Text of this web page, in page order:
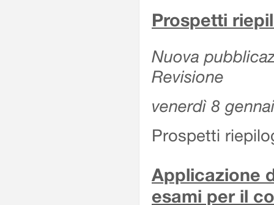
Prospetti
Nuova
Revisione
venerdì 8
Prospetti
Applicazione
esami per il